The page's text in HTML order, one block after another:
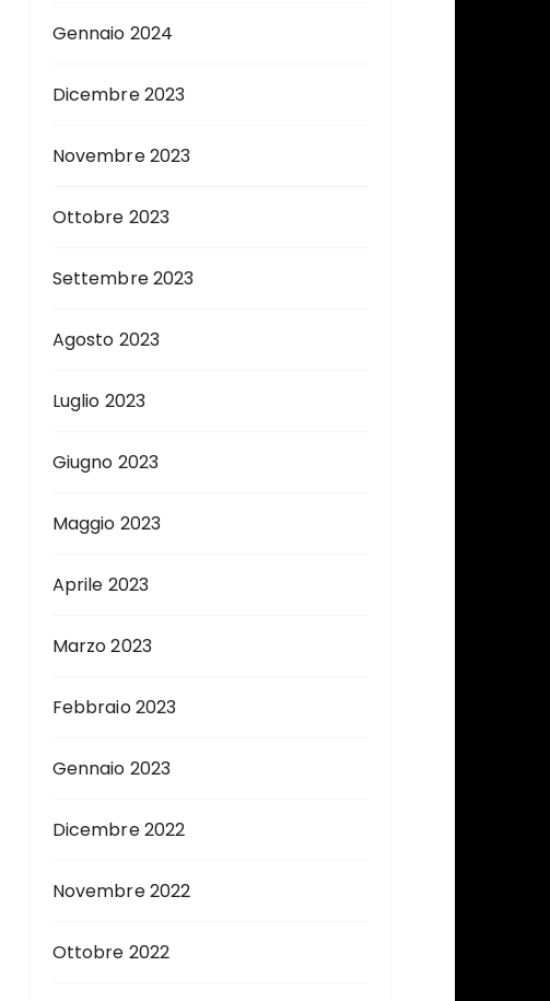
Gennaio 2024
Dicembre 2023
Novembre 2023
Ottobre 2023
Settembre 2023
Agosto 2023
Luglio 2023
Giugno 2023
Maggio 2023
Aprile 2023
Marzo 2023
Febbraio 2023
Gennaio 2023
Dicembre 2022
Novembre 2022
Ottobre 2022